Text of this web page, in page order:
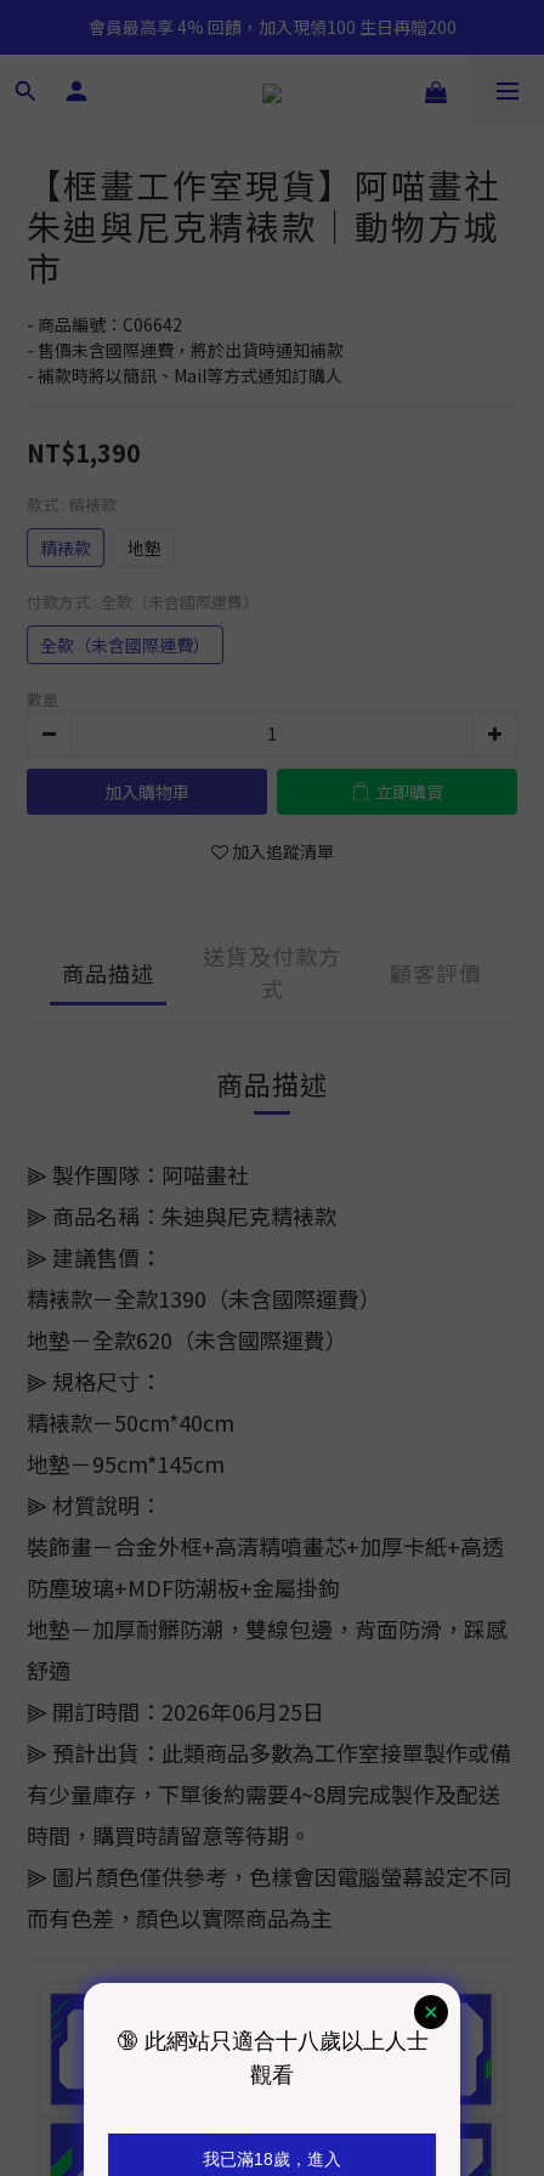
會員最高享 4% 回饋，加入現領100 生日再贈200
【框畫工作室現貨】阿喵畫社
朱迪與尼克精裱款｜動物方城
市
- 商品編號：C06642
- 售價未含國際運費，將於出貨時通知補款
- 補款時將以簡訊、Mail等方式通知訂購人
NT$1,390
款式 : 精裱款
精裱款 地墊
付款方式 : 全款（未含國際運費）
全款（未含國際運費）
數量
加入購物車 立即購買
加入追蹤清單
商品描述
送貨及付款方
式
顧客評價
商品描述
⫸ 製作團隊：阿喵畫社
⫸ 商品名稱：朱迪與尼克精裱款
⫸ 建議售價：
精裱款－全款1390（未含國際運費）
地墊－全款620（未含國際運費）
⫸ 規格尺寸：
精裱款－50cm*40cm
地墊－95cm*145cm
⫸ 材質說明：
裝飾畫－合金外框+高清精噴畫芯+加厚卡紙+高透
防塵玻璃+MDF防潮板+金屬掛鉤
地墊－加厚耐髒防潮，雙線包邊，背面防滑，踩感
舒適
⫸ 開訂時間：2026年06月25日
⫸ 預計出貨：此類商品多數為工作室接單製作或備
有少量庫存，下單後約需要4~8周完成製作及配送
時間，購買時請留意等待期。
⫸ 圖片顏色僅供參考，色樣會因電腦螢幕設定不同
而有色差，顏色以實際商品為主